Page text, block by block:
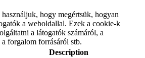
hogy megértsük, hogyan
a weboldallal. Ezek a cookie-k
a látogatók számáról, a
forgalom forrásáról stb.
Description